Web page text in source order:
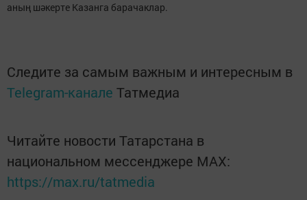
аның шәкерте Казанга барачаклар.
Следите за самым важным и интересным в
Telegram-канале Татмедиа
Читайте новости Татарстана в
национальном мессенджере MАХ:
https://max.ru/tatmedia